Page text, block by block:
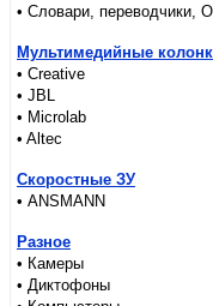
• Словари, переводчики,
Мультимедийные
• Creative
• JBL
• Microlab
• Altec
Скоростные ЗУ
• ANSMANN
Разное
• Камеры
• Диктофоны